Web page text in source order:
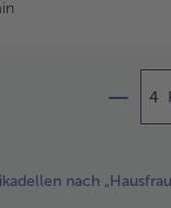
nach